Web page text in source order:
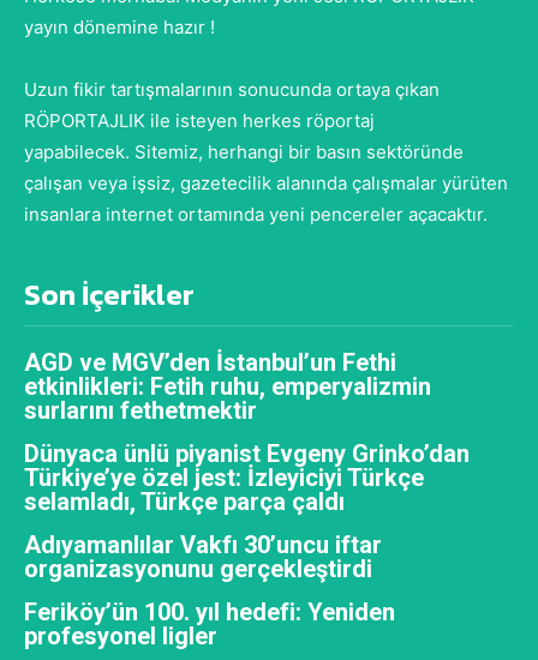
yayın dönemine hazır !
Uzun fikir tartışmalarının sonucunda ortaya çıkan
RÖPORTAJLIK ile isteyen herkes röportaj
yapabilecek. Sitemiz, herhangi bir basın sektöründe
çalışan veya işsiz, gazetecilik alanında çalışmalar yürüten
insanlara internet ortamında yeni pencereler açacaktır.
Son İçerikler
AGD ve MGV’den İstanbul’un Fethi
etkinlikleri: Fetih ruhu, emperyalizmin
surlarını fethetmektir
Dünyaca ünlü piyanist Evgeny Grinko’dan
Türkiye’ye özel jest: İzleyiciyi Türkçe
selamladı, Türkçe parça çaldı
Adıyamanlılar Vakfı 30’uncu iftar
organizasyonunu gerçekleştirdi
Feriköy’ün 100. yıl hedefi: Yeniden
profesyonel ligler